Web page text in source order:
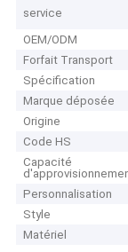
service
OEM/ODM
Forfait Transport
Spécification
Marque déposée
Origine
Code HS
Capacité
Personnalisation
Style
Matériel